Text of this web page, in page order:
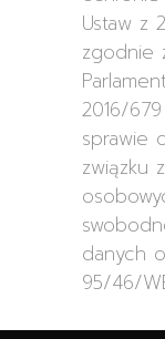
Ustaw z
zgodnie
2016/
sprawie
związku
danych
95/46/